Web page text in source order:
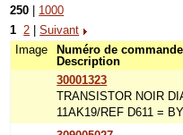
250
1000
1 2 |Suivant
Image
Numéro de commande
Description
30001323
TRANSISTOR NOIR
11AK19/REF D611 =